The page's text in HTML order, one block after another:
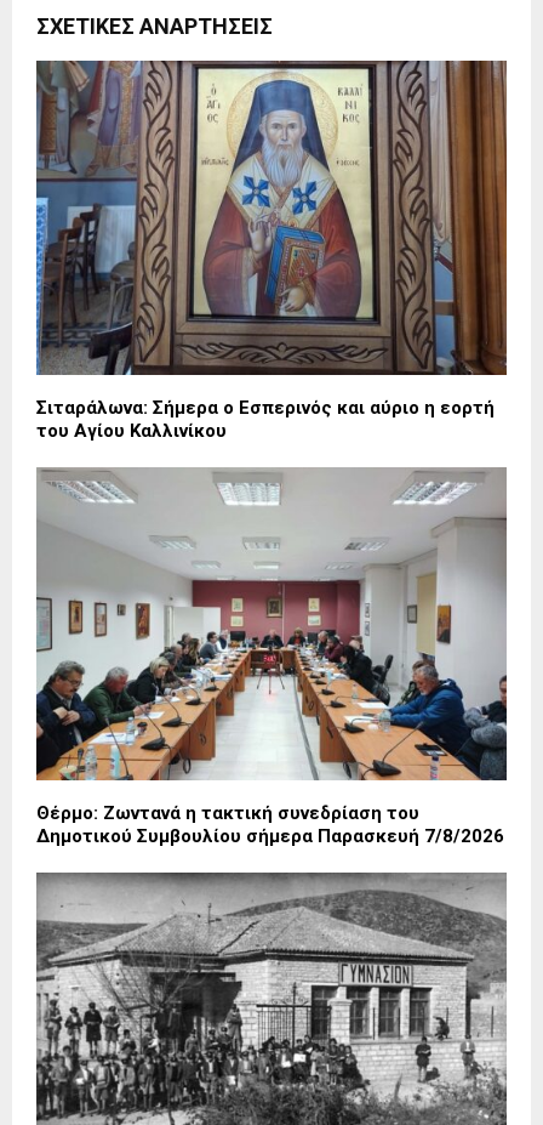
ΣΧΕΤΙΚΈΣ ΑΝΑΡΤΉΣΕΙΣ
Σιταράλωνα: Σήμερα ο Εσπερινός και αύριο η εορτή
του Αγίου Καλλινίκου
Θέρμο: Ζωντανά η τακτική συνεδρίαση του
Δημοτικού Συμβουλίου σήμερα Παρασκευή 7/8/2026